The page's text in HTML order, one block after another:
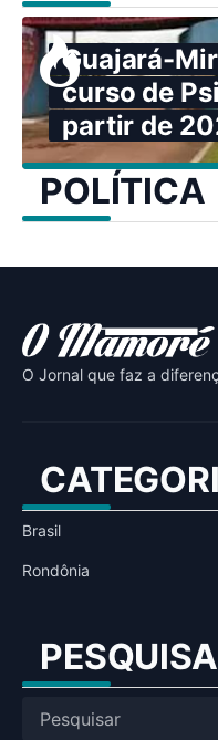
Guajará-
curso de
partir de
POLÍTICA
O Jornal que faz a
Brasil
Rondônia